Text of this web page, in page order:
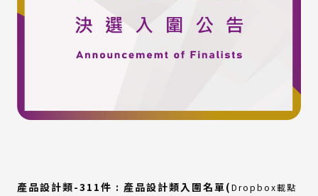
產品設計類-311件 : 產品設計類入圍名單(Dropbox載點